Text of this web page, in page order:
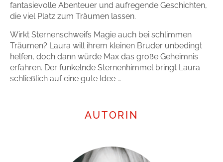
fantasievolle Abenteuer und aufregende Geschichten,
die viel Platz zum Träumen lassen.
Wirkt Sternenschweifs Magie auch bei schlimmen
Träumen? Laura will ihrem kleinen Bruder unbedingt
helfen, doch dann würde Max das große Geheimnis
erfahren. Der funkelnde Sternenhimmel bringt Laura
schließlich auf eine gute Idee …
AUTORIN